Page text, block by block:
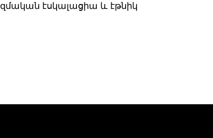
էսկալացիա և էթնիկ